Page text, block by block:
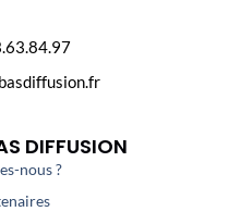
DIFFUSION
nous ?